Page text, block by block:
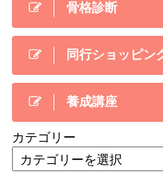
骨格診断
同行ショッピン
養成講座
カテゴリー